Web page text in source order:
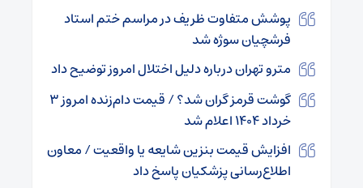
پوشش متفاوت ظریف در مراسم ختم استاد
فرشچیان سوژه شد
مترو تهران درباره دلیل اختلال امروز توضیح داد
گوشت قرمز گران شد؟ / قیمت دام‌زنده امروز ۳
خرداد ۱۴۰۴ اعلام شد
افزایش قیمت بنزین شایعه یا واقعیت / معاون
اطلاع‌رسانی پزشکیان پاسخ داد